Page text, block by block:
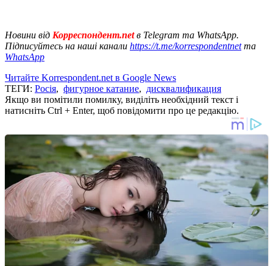
Новини від Корреспондент.netв Telegram та WhatsApp.
Підписуйтесь на наші канали https://t.me/korrespondentnetта
WhatsApp
Читайте Korrespondent.net в Google News
ТЕГИ: Росія, фигурное катание, дисквалификация
Якщо ви помітили помилку, виділіть необхідний текст і
натисніть Ctrl + Enter, щоб повідомити про це редакцію.